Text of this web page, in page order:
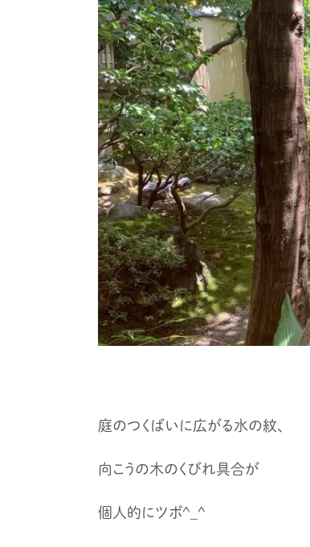
庭のつくばいに広がる水の紋、
向こうの木のくびれ具合が
個人的にツボ^_^